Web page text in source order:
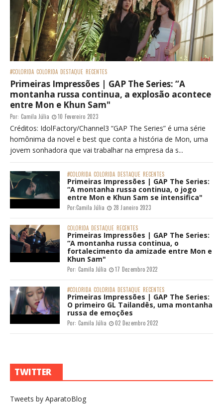
#COLORIDA COLORIDA DESTAQUE RECENTES
Primeiras Impressões | GAP The Series: “A
montanha russa continua, a explosão acontece
entre Mon e Khun Sam"
Por: Camila Júlia 10 Fevereiro 2023
Créditos: IdolFactory/Channel3 “GAP The Series” é uma série
homônima da novel e best que conta a história de Mon, uma
jovem sonhadora que vai trabalhar na empresa da s...
#COLORIDA COLORIDA DESTAQUE RECENTES
Primeiras Impressões | GAP The Series:
“A montanha russa continua, o jogo
entre Mon e Khun Sam se intensifica"
Por:Camila Júlia 28 Janeiro 2023
COLORIDA DESTAQUE RECENTES
Primeiras Impressões | GAP The Series:
“A montanha russa continua, o
fortalecimento da amizade entre Mon e
Khun Sam"
Por: Camila Júlia 17 Dezembro 2022
#COLORIDA COLORIDA DESTAQUE RECENTES
Primeiras Impressões | GAP The Series:
O primeiro GL Tailandês, uma montanha
russa de emoções
Por: Camila Júlia 02 Dezembro 2022
TWITTER
Tweets by AparatoBlog